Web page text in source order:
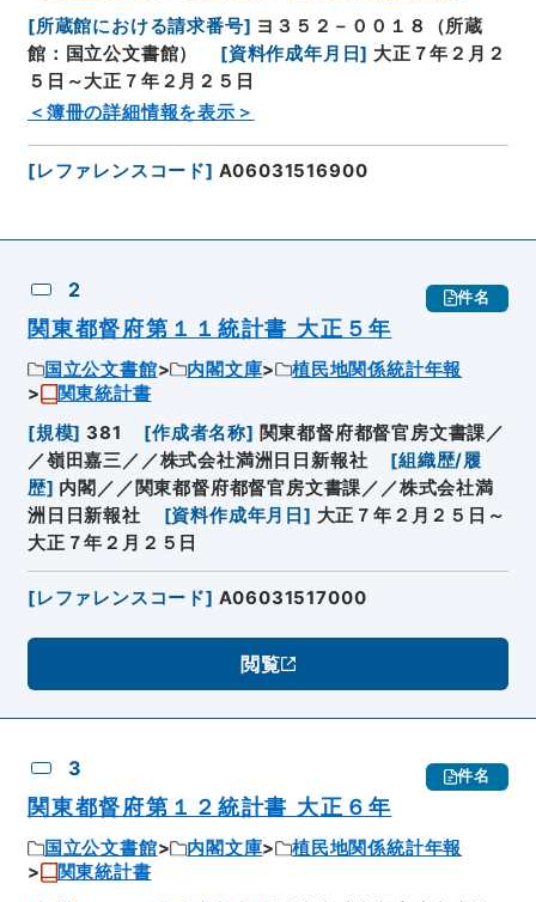
[所蔵館における請求番号] ヨ３５２－００１８（所蔵
館：国立公文書館）
[資料作成年月日] 大正７年２月２
５日～大正７年２月２５日
＜簿冊の詳細情報を表示＞
[レファレンスコード] A06031516900
2 件名
関東都督府第１１統計書 大正５年
国立公文書館 内閣文庫
植民地関係統計年報
関東統計書
[規模] 381 [作成者名称] 関東都督府都督官房文書課／
／嶺田嘉三／／株式会社満洲日日新報社
[組織歴/履
歴] 内閣／／関東都督府都督官房文書課／／株式会社満
洲日日新報社
[資料作成年月日 ] 大正７年２月２５日～
大正７年２月２５日
[レファレンスコード] A06031517000
閲覧
3 件名
関東都督府第１２統計書 大正６年
国立公文書館 内閣文庫
植民地関係統計年報
関東統計書